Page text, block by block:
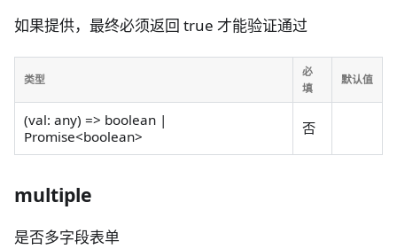
如果提供，最终必须返回 true 才能验证通过
类型
必
填
默认值
(val: any) => boolean |
Promise<boolean>
否
multiple
是否多字段表单